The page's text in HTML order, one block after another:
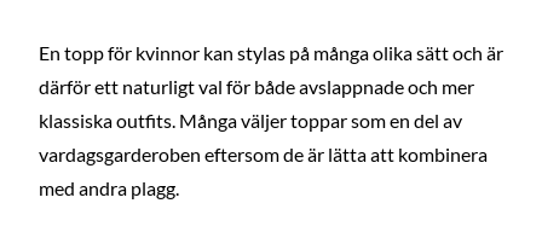
En topp för kvinnor kan stylas på många olika sätt och är
därför ett naturligt val för både avslappnade och mer
klassiska outfits. Många väljer toppar som en del av
vardagsgarderoben eftersom de är lätta att kombinera
med andra plagg.